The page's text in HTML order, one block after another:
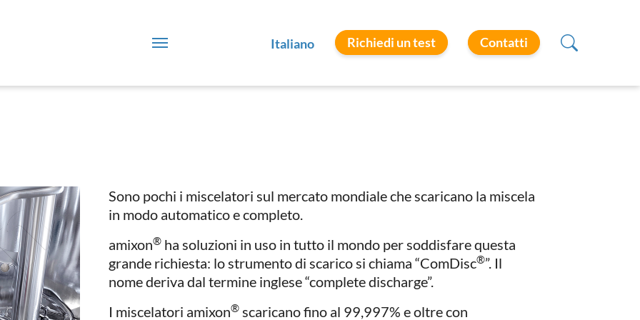
Italiano Richiedi un test Contatti
Sono pochi i miscelatori sul mercato mondiale che scaricano la miscela
in modo automatico e completo.
amixon® ha soluzioni in uso in tutto il mondo per soddisfare questa
grande richiesta: lo strumento di scarico si chiama “ComDisc®”. Il
nome deriva dal termine inglese “complete discharge”.
I miscelatori amixon® scaricano fino al 99,997% e oltre con